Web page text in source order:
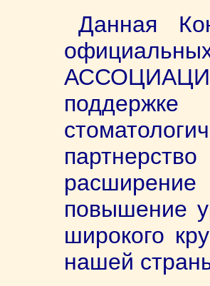
Данная
повышение
широкого
нашей